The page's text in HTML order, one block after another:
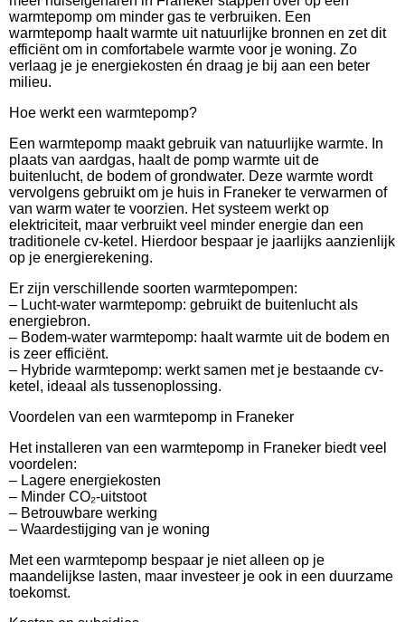
warmtepomp om minder gas te verbruiken. Een
warmtepomp haalt warmte uit natuurlijke bronnen en zet dit
efficiënt om in comfortabele warmte voor je woning. Zo
verlaag je je energiekosten én draag je bij aan een beter
milieu.
Hoe werkt een warmtepomp?
Een warmtepomp maakt gebruik van natuurlijke warmte. In
plaats van aardgas, haalt de pomp warmte uit de
buitenlucht, de bodem of grondwater. Deze warmte wordt
vervolgens gebruikt om je huis in Franeker te verwarmen of
van warm water te voorzien. Het systeem werkt op
elektriciteit, maar verbruikt veel minder energie dan een
traditionele cv-ketel. Hierdoor bespaar je jaarlijks aanzienlijk
op je energierekening.
Er zijn verschillende soorten warmtepompen:
– Lucht-water warmtepomp: gebruikt de buitenlucht als
energiebron.
– Bodem-water warmtepomp: haalt warmte uit de bodem en
is zeer efficiënt.
– Hybride warmtepomp: werkt samen met je bestaande cv-
ketel, ideaal als tussenoplossing.
Voordelen van een warmtepomp in Franeker
Het installeren van een warmtepomp in Franeker biedt veel
voordelen:
– Lagere energiekosten
– Minder CO₂-uitstoot
– Betrouwbare werking
– Waardestijging van je woning
Met een warmtepomp bespaar je niet alleen op je
maandelijkse lasten, maar investeer je ook in een duurzame
toekomst.